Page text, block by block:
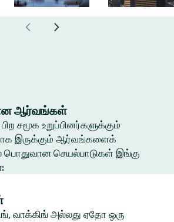
ஆர்வங்கள்
சமூக உறுப்பினர்களுக்கும்
இருக்கும் ஆர்வங்களைக்
பொதுவான செயல்பாடுகள் இங்கு
வாக்கிங் அல்லது ஏதோ ஒரு